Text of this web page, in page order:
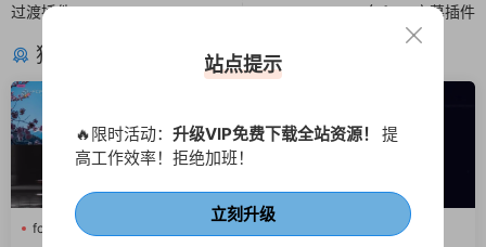
过渡插件
包fcpx字幕插件
猜你喜欢
fcpx照片墙
fcpx幻灯片
站点提示
🔥限时活动： 升级VIP免费下载全站资源！ 提
高工作效率！拒绝加班！
立刻升级